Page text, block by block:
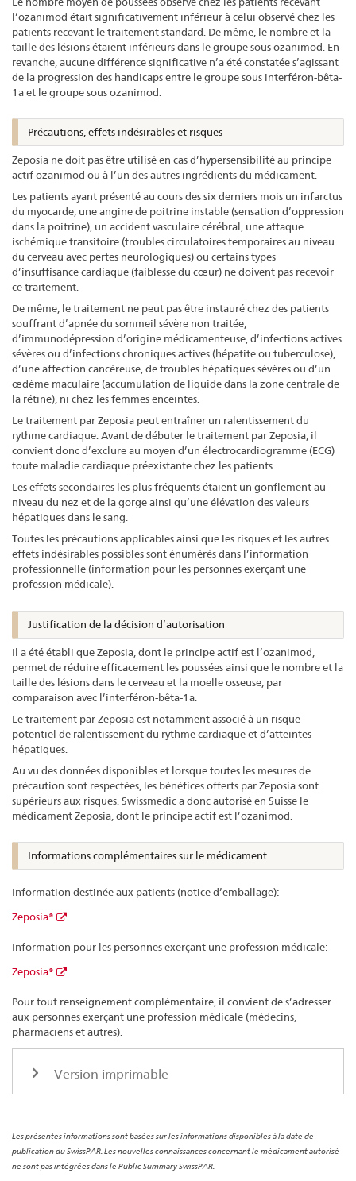
l’ozanimod était significativement inférieur à celui observé chez les
patients recevant le traitement standard. De même, le nombre et la
taille des lésions étaient inférieurs dans le groupe sous ozanimod. En
revanche, aucune différence significative n’a été constatée s’agissant
de la progression des handicaps entre le groupe sous interféron-bêta-
1a et le groupe sous ozanimod.
Précautions, effets indésirables et risques
Zeposia ne doit pas être utilisé en cas d’hypersensibilité au principe
actif ozanimod ou à l’un des autres ingrédients du médicament.
Les patients ayant présenté au cours des six derniers mois un infarctus
du myocarde, une angine de poitrine instable (sensation d’oppression
dans la poitrine), un accident vasculaire cérébral, une attaque
ischémique transitoire (troubles circulatoires temporaires au niveau
du cerveau avec pertes neurologiques) ou certains types
d’insuffisance cardiaque (faiblesse du cœur) ne doivent pas recevoir
ce traitement.
De même, le traitement ne peut pas être instauré chez des patients
souffrant d’apnée du sommeil sévère non traitée,
d’immunodépression d’origine médicamenteuse, d’infections actives
sévères ou d’infections chroniques actives (hépatite ou tuberculose),
d’une affection cancéreuse, de troubles hépatiques sévères ou d’un
œdème maculaire (accumulation de liquide dans la zone centrale de
la rétine), ni chez les femmes enceintes.
Le traitement par Zeposia peut entraîner un ralentissement du
rythme cardiaque. Avant de débuter le traitement par Zeposia, il
convient donc d’exclure au moyen d’un électrocardiogramme (ECG)
toute maladie cardiaque préexistante chez les patients.
Les effets secondaires les plus fréquents étaient un gonflement au
niveau du nez et de la gorge ainsi qu’une élévation des valeurs
hépatiques dans le sang.
Toutes les précautions applicables ainsi que les risques et les autres
effets indésirables possibles sont énumérés dans l’information
professionnelle (information pour les personnes exerçant une
profession médicale).
Justification de la décision d’autorisation
Il a été établi que Zeposia, dont le principe actif est l’ozanimod,
permet de réduire efficacement les poussées ainsi que le nombre et la
taille des lésions dans le cerveau et la moelle osseuse, par
comparaison avec l’interféron-bêta-1a.
Le traitement par Zeposia est notamment associé à un risque
potentiel de ralentissement du rythme cardiaque et d’atteintes
hépatiques.
Au vu des données disponibles et lorsque toutes les mesures de
précaution sont respectées, les bénéfices offerts par Zeposia sont
supérieurs aux risques. Swissmedic a donc autorisé en Suisse le
médicament Zeposia, dont le principe actif est l’ozanimod.
Informations complémentaires sur le médicament
Information destinée aux patients (notice d’emballage):
Zeposia®
Information pour les personnes exerçant une profession médicale:
Zeposia®
Pour tout renseignement complémentaire, il convient de s’adresser
aux personnes exerçant une profession médicale (médecins,
pharmaciens et autres).
Version imprimable
Les présentes informations sont basées sur les informations disponibles à la date de
publication du SwissPAR. Les nouvelles connaissances concernant le médicament autorisé
ne sont pas intégrées dans le Public Summary SwissPAR.